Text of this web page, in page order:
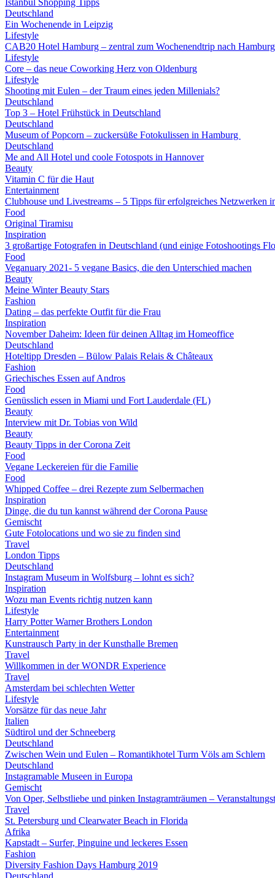
Istanbul Shopping Tipps
Deutschland
Ein Wochenende in Leipzig
Lifestyle
CAB20 Hotel Hamburg – zentral zum Wochenendtrip nach Hamburg
Lifestyle
Core – das neue Coworking Herz von Oldenburg
Lifestyle
Shooting mit Eulen – der Traum eines jeden Millenials?
Deutschland
Top 3 – Hotel Frühstück in Deutschland
Deutschland
Museum of Popcorn – zuckersüße Fotokulissen in Hamburg
Deutschland
Me and All Hotel und coole Fotospots in Hannover
Beauty
Vitamin C für die Haut
Entertainment
Clubhouse und Livestreams – 5 Tipps für erfolgreiches Netzwerken
Food
Original Tiramisu
Inspiration
3 großartige Fotografen in Deutschland (und einige Fotoshootings
Food
Veganuary 2021- 5 vegane Basics, die den Unterschied machen
Beauty
Meine Winter Beauty Stars
Fashion
Dating – das perfekte Outfit für die Frau
Inspiration
November Daheim: Ideen für deinen Alltag im Homeoffice
Deutschland
Hoteltipp Dresden – Bülow Palais Relais & Châteaux
Fashion
Griechisches Essen auf Andros
Food
Genüsslich essen in Miami und Fort Lauderdale (FL)
Beauty
Interview mit Dr. Tobias von Wild
Beauty
Beauty Tipps in der Corona Zeit
Food
Vegane Leckereien für die Familie
Food
Whipped Coffee – drei Rezepte zum Selbermachen
Inspiration
Dinge, die du tun kannst während der Corona Pause
Gemischt
Gute Fotolocations und wo sie zu finden sind
Travel
London Tipps
Deutschland
Instagram Museum in Wolfsburg – lohnt es sich?
Inspiration
Wozu man Events richtig nutzen kann
Lifestyle
Harry Potter Warner Brothers London
Entertainment
Kunstrausch Party in der Kunsthalle Bremen
Travel
Willkommen in der WONDR Experience
Travel
Amsterdam bei schlechten Wetter
Lifestyle
Vorsätze für das neue Jahr
Italien
Südtirol und der Schneeberg
Deutschland
Zwischen Wein und Eulen – Romantikhotel Turm Völs am Schlern
Deutschland
Instagramable Museen in Europa
Gemischt
Von Oper, Selbstliebe und pinken Instagramträumen –
Travel
St. Petersburg und Clearwater Beach in Florida
Afrika
Kapstadt – Surfer, Pinguine und leckeres Essen
Fashion
Diversity Fashion Days Hamburg 2019
Deutschland